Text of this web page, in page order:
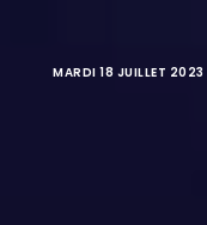
MARDI 18 JUILLET 2023